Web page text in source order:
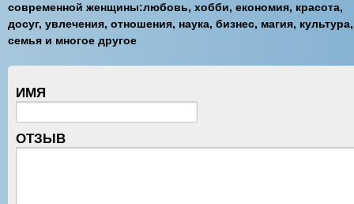
современной женщины:любовь, хобби, економия, красота,
досуг, увлечения, отношения, наука, бизнес, магия, культура,
семья и многое другое
ИМЯ
ОТЗЫВ